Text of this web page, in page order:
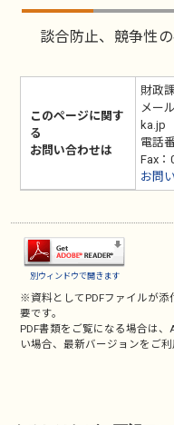
談合防止、競争性の
このページに関す
る
お問い合わせは
財政
メー
ka.jp
電話
Fax：
お問
別ウィンドウで開きます
※資料としてPDFファイルが添
要です。
PDF書類をご覧になる場合は、
い場合、最新バージョンをご利